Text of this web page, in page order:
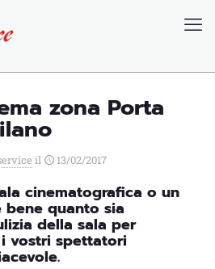
zona Porta
il 13/02/2017
cinematografica o un
quanto sia
della sala per
vostri spettatori